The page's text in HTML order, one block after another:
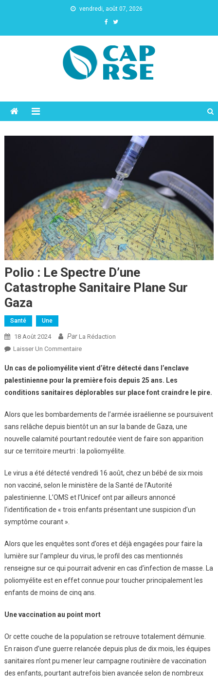
vendredi, août 07, 2026
Polio : Le Spectre D’une
Catastrophe Sanitaire Plane Sur
Gaza
Santé Une
18 Août 2024 Par La Rédaction
Laisser Un CommentaireSur
:
Le
Spectre
Catastrophe
Sanitaire
Plane
Sur
Un cas de poliomyélite vient d’être détecté dans l’enclave
palestinienne pour la première fois depuis 25 ans. Les
conditions sanitaires déplorables sur place font craindre le pire.
Alors que les bombardements de l’armée israélienne se poursuivent
sans relâche depuis bientôt un an sur la bande de Gaza, une
nouvelle calamité pourtant redoutée vient de faire son apparition
sur ce territoire meurtri : la poliomyélite.
Le virus a été détecté vendredi 16 août, chez un bébé de six mois
non vacciné, selon le ministère de la Santé de l’Autorité
palestinienne. L’OMS et l’Unicef ont par ailleurs annoncé
l’identification de « trois enfants présentant une suspicion d’un
symptôme courant ».
Alors que les enquêtes sont d’ores et déjà engagées pour faire la
lumière sur l’ampleur du virus, le profil des cas mentionnés
renseigne sur ce qui pourrait advenir en cas d’infection de masse. La
poliomyélite est en effet connue pour toucher principalement les
enfants de moins de cinq ans.
Une vaccination au point mort
Or cette couche de la population se retrouve totalement démunie.
En raison d’une guerre relancée depuis plus de dix mois, les équipes
sanitaires n’ont pu mener leur campagne routinière de vaccination
des enfants, pourtant autrefois bien avancée selon de nombreux